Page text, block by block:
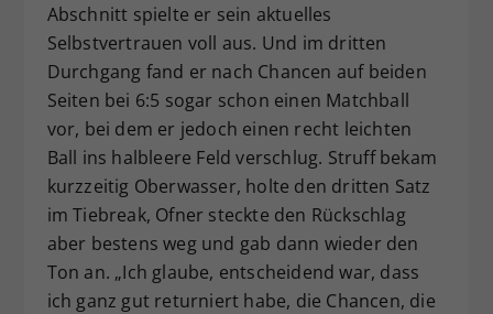
Abschnitt spielte er sein aktuelles
Selbstvertrauen voll aus. Und im dritten
Durchgang fand er nach Chancen auf beiden
Seiten bei 6:5 sogar schon einen Matchball
vor, bei dem er jedoch einen recht leichten
Ball ins halbleere Feld verschlug. Struff bekam
kurzzeitig Oberwasser, holte den dritten Satz
im Tiebreak, Ofner steckte den Rückschlag
aber bestens weg und gab dann wieder den
Ton an. „Ich glaube, entscheidend war, dass
ich ganz gut returniert habe, die Chancen, die